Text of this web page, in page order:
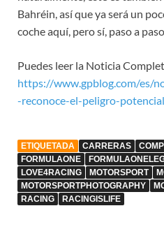
Bahréin, así que ya será un
coche aquí, pero sí, paso a
Puedes leer la Noticia
https://www.gpblog.com/es/
-reconoce-el-peligro-
ETIQUETADA CARRERAS
FORMULAONE
LOVE4RACING
MOTORSPORT
MOTORSPORTPHOTOGRAPHY
RACING
RACINGISLIFE